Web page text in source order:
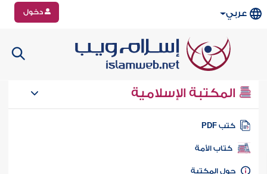
عربي دخول
المكتبة الإسلامية
كتب PDF
كتاب الأمة